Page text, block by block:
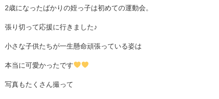
2歳になったばかりの姪っ子は初めての運動会。
張り切って応援に行きました♪
小さな子供たちが一生懸命頑張っている姿は
本当に可愛かったです
写真もたくさん撮って